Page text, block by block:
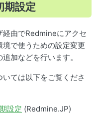
期設定
由でRedmineにアクセ
で使うための設定変更
加などを行います。
ては以下をご覧くださ
設定 (Redmine.JP)